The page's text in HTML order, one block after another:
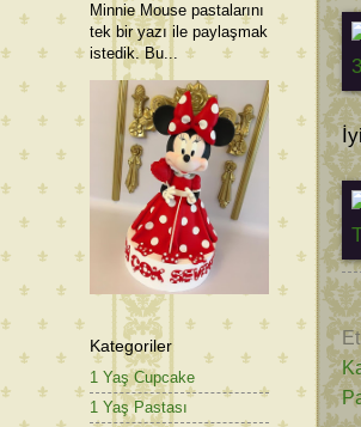
Minnie Mouse pastalarını
tek bir yazı ile paylaşmak
istedik. Bu...
Kategoriler
1 Yaş Cupcake
1 Yaş Pastası